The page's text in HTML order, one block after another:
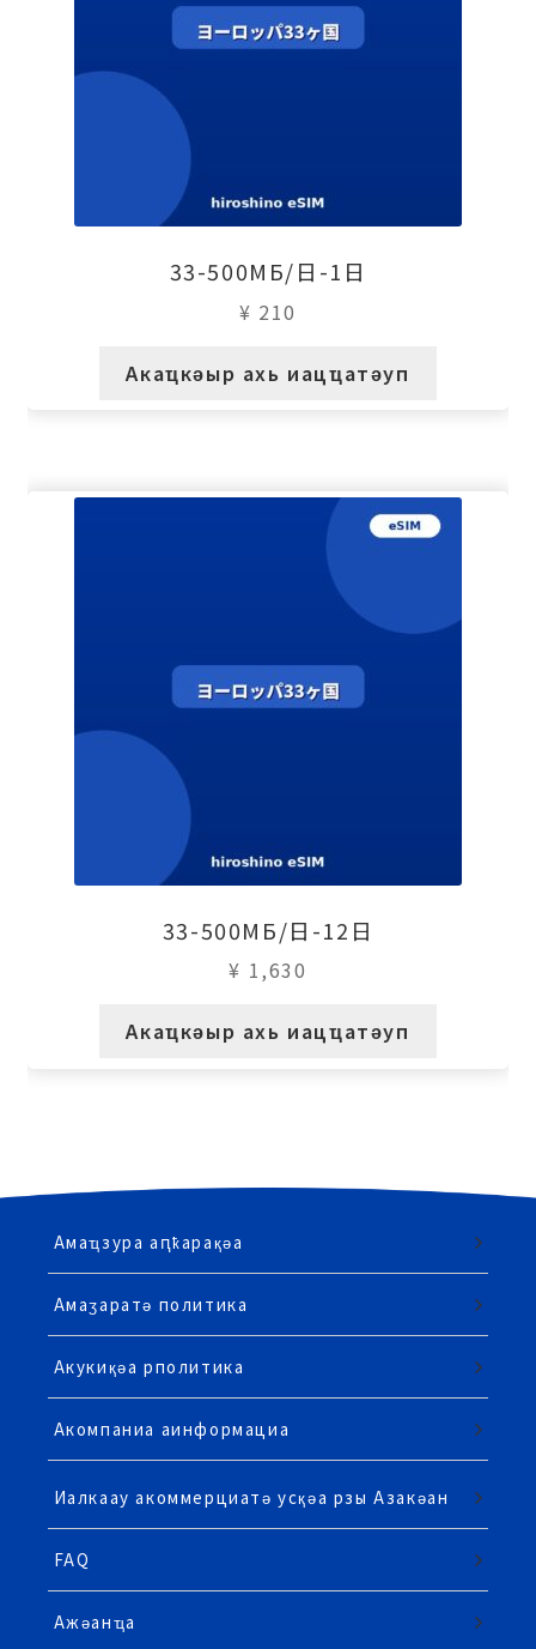
33-500МБ/日-1日
¥ 210
Акаҵкәыр ахь иацҵатәуп
33-500МБ/日-12日
¥ 1,630
Акаҵкәыр ахь иацҵатәуп
Амаҵзура аԥҟарақәа
Амаӡаратә политика
Акукиқәа рполитика
Акомпаниа аинформациа
Иалкаау акоммерциатә усқәа рзы Азакәан
FAQ
Ажәанҵа